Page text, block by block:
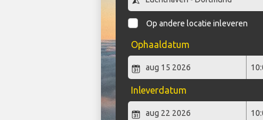
Op andere locatie inleveren
Ophaaldatum
Inleverdatum